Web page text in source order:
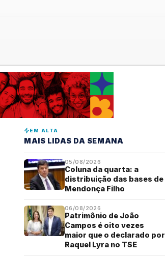
EM ALTA
MAIS LIDAS DA SEMANA
05/08/2026
Coluna da quarta: a
distribuição das bases de
Mendonça Filho
06/08/2026
Patrimônio de João
Campos é oito vezes
maior que o declarado por
Raquel Lyra no TSE